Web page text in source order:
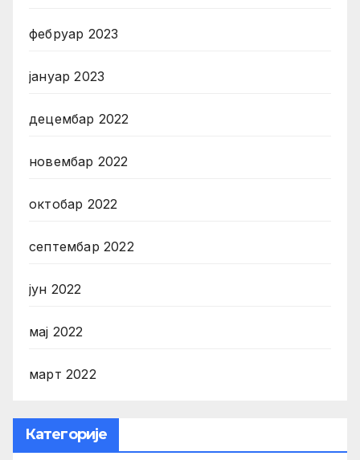
фебруар 2023
јануар 2023
децембар 2022
новембар 2022
октобар 2022
септембар 2022
јун 2022
мај 2022
март 2022
Категорије